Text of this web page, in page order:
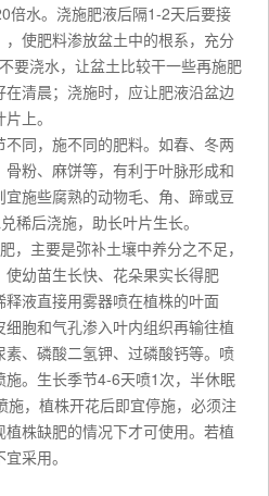
倍水。浇施肥液后隔1-2天后要接
使肥料渗放盆土中的根系，充分
要浇水，让盆土比较干一些再施肥
清晨；浇施时，应让肥液沿盆边
上。
同，施不同的肥料。如春、冬两
粉、麻饼等，有利于叶脉形成和
施些腐熟的动物毛、角、蹄或豆
稀后浇施，助长叶片生长。
，主要是弥补土壤中养分之不足，
幼苗生长快、花朵果实长得肥
液直接用雾器喷在植株的叶面
细胞和气孔渗入叶内组织再输往植
、磷酸二氢钾、过磷酸钙等。喷
。生长季节4-6天喷1次，半休眠
施，植株开花后即宜停施，必须注
株缺肥的情况下才可使用。若植
采用。